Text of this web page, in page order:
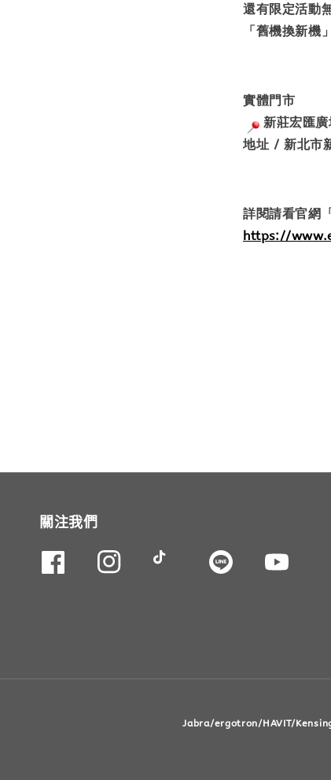
還有限定活動
「舊機換新機」
實體門市
新莊宏匯
地址 / 新北市
詳閱請看官網
https://
關注我們
Jabra/ergotron/HAVIT/